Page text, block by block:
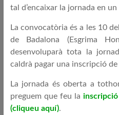
tal d’encaixar la jornada en
La convocatòria és a les 10
de Badalona (Esgrima
desenvoluparà tota la
caldrà pagar una inscripció
La jornada és oberta a
preguem que feu la
(cliqueu aquí).